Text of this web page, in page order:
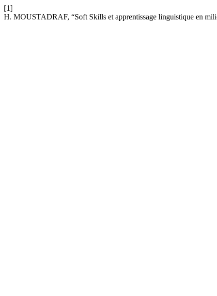
[1]
H. MOUSTADRAF, “Soft Skills et apprentissage linguistique en